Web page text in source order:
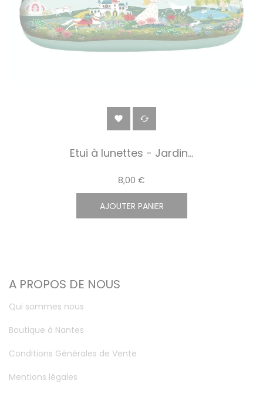
 
Etui à lunettes - Jardin...
8,00 €
AJOUTER PANIER
A PROPOS DE NOUS
Qui sommes nous
Boutique à Nantes
Conditions Générales de Vente
Mentions légales